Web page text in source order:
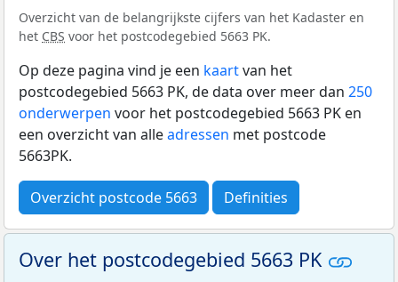
Overzicht van de belangrijkste cijfers van het Kadaster en
het CBS voor het postcodegebied 5663 PK.
Op deze pagina vind je een kaartvan het
postcodegebied 5663 PK, de data over meer dan 250
onderwerpen voor het postcodegebied 5663 PK en
een overzicht van alleadressen met postcode
5663PK.
Overzicht postcode 5663 Definities
Over het postcodegebied 5663 PK